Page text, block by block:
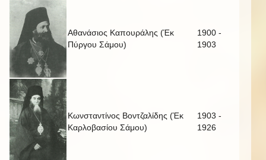
Αθανάσιος Καπουράλης (Έκ
Πύργου Σάμου)
1900 -
1903
Κωνσταντίνος Βοντζαλίδης (Έκ
Καρλοβασίου Σάμου)
1903 -
1926